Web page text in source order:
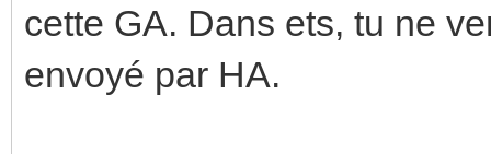
cette GA. Dans ets, tu ne
envoyé par HA.